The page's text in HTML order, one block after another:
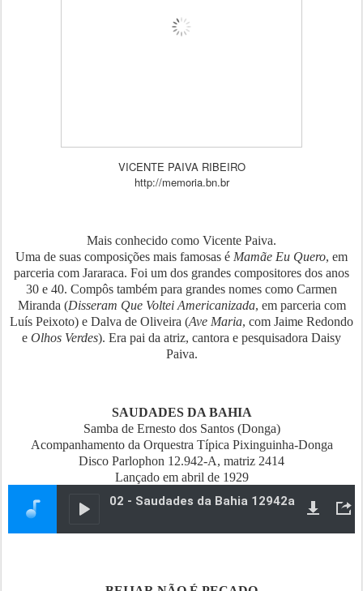
VICENTE PAIVA RIBEIRO
http://memoria.bn.br
Mais conhecido como Vicente Paiva.
Uma de suas composições mais famosas é Mamãe Eu Quero, em
parceria com Jararaca. Foi um dos grandes compositores dos anos
30 e 40. Compôs também para grandes nomes como Carmen
Miranda (Disseram Que Voltei Americanizada, em parceria com
Luís Peixoto) e Dalva de Oliveira (Ave Maria, com Jaime Redondo
e Olhos Verdes). Era pai da atriz, cantora e pesquisadora Daisy
Paiva.
SAUDADES DA BAHIA
Samba de Ernesto dos Santos (Donga)
Acompanhamento da Orquestra Típica Pixinguinha-Donga
Disco Parlophon 12.942-A, matriz 2414
Lançado em abril de 1929